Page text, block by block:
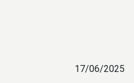
17/06/2025